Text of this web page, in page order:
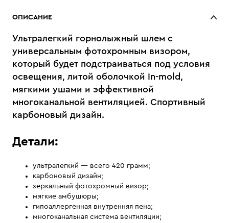
ОПИСАНИЕ
Ультралегкий горнолыжный шлем с
универсальным фотохромным визором,
который будет подстраиваться под условия
освещения, литой оболочкой In-mold,
мягкими ушами и эффективной
многоканальной вентиляцией. Спортивный
карбоновый дизайн.
Детали:
ультралегкий — всего 420 грамм;
карбоновый дизайн;
зеркальный фотохромный визор;
мягкие амбушюры;
гипоаллергенная внутренняя пена;
многоканальная система вентиляции;